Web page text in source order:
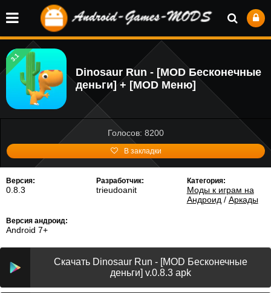
3.1
Dinosaur Run - [MOD Бесконечные
деньги] + [MOD Меню]
Голосов: 8200
В закладки
Версия:
0.8.3
Разработчик:
trieudoanit
Категория:
Моды к играм на
Андроид / Аркады
Версия андроид:
Android 7+
Скачать Dinosaur Run - [MOD Бесконечные
деньги] v.0.8.3 apk